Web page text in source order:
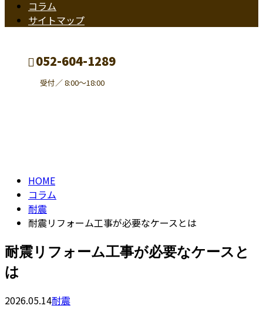
コラム
サイトマップ
052-604-1289
受付／ 8:00～18:00
HOME
コラム
耐震
耐震リフォーム工事が必要なケースとは
耐震リフォーム工事が必要なケースと
は
2026.05.14耐震